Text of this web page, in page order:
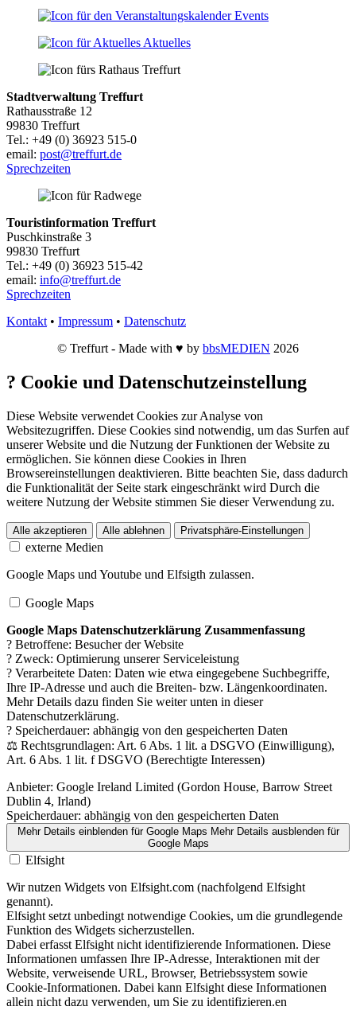
Events
Aktuelles
Stadtverwaltung Treffurt
Rathausstraße 12
99830 Treffurt
Tel.: +49 (0) 36923 515-0
email: post@treffurt.de
Sprechzeiten
Touristinformation Treffurt
Puschkinstraße 3
99830 Treffurt
Tel.: +49 (0) 36923 515-42
email: info@treffurt.de
Sprechzeiten
Kontakt • Impressum • Datenschutz
© Treffurt - Made with ♥ by bbsMEDIEN 2026
? Cookie und Datenschutzeinstellung
Diese Website verwendet Cookies zur Analyse von
Websitezugriffen. Diese Cookies sind notwendig, um das Surfen auf
unserer Website und die Nutzung der Funktionen der Website zu
ermöglichen. Sie können diese Cookies in Ihren
Browsereinstellungen deaktivieren. Bitte beachten Sie, dass dadurch
die Funktionalität der Seite stark eingeschränkt wird Durch die
weitere Nutzung der Website stimmen Sie dieser Verwendung zu.
Alle akzeptieren Alle ablehnen Privatsphäre-Einstellungen
externe Medien
Google Maps und Youtube und Elfsigth zulassen.
Google Maps
Google Maps Datenschutzerklärung Zusammenfassung
? Betroffene: Besucher der Website
? Zweck: Optimierung unserer Serviceleistung
? Verarbeitete Daten: Daten wie etwa eingegebene Suchbegriffe,
Ihre IP-Adresse und auch die Breiten- bzw. Längenkoordinaten.
Mehr Details dazu finden Sie weiter unten in dieser
Datenschutzerklärung.
? Speicherdauer: abhängig von den gespeicherten Daten
⚖️ Rechtsgrundlagen: Art. 6 Abs. 1 lit. a DSGVO (Einwilligung),
Art. 6 Abs. 1 lit. f DSGVO (Berechtigte Interessen)
Anbieter: Google Ireland Limited (Gordon House, Barrow Street
Dublin 4, Irland)
Speicherdauer: abhängig von den gespeicherten Daten
Mehr Details einblendenfür Google Maps Mehr Details ausblendenfür
Google Maps
Elfsight
Wir nutzen Widgets von Elfsight.com (nachfolgend Elfsight
genannt).
Elfsight setzt unbedingt notwendige Cookies, um die grundlegende
Funktion des Widgets sicherzustellen.
Dabei erfasst Elfsight nicht identifizierende Informationen. Diese
Informationen umfassen Ihre IP-Adresse, Interaktionen mit der
Website, verweisende URL, Browser, Betriebssystem sowie
Cookie-Informationen. Dabei kann Elfsight diese Informationen
allein nicht dazu verwenden, um Sie zu identifizieren.en